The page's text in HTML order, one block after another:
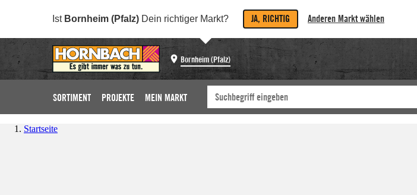
Ist Bornheim (Pfalz) Dein richtiger Markt? JA, RICHTIG Anderen Markt wählen
Bornheim (Pfalz)
SORTIMENT PROJEKTE MEIN MARKT
Startseite